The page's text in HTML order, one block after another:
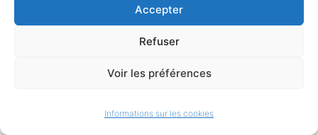
Accepter
Refuser
Voir les préférences
Informations sur les cookies
« Renforcer l’Europe grâce aux
Conseil de l’UE